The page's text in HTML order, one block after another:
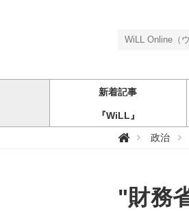
新着記事
『WiLL』
W
n
i
政治
"財務